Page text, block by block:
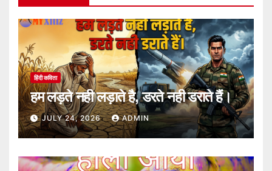
हिंदी कविता
हम लड़ते नही लड़ाते है, डरते नही डराते हैं।
JULY 24, 2026 ADMIN